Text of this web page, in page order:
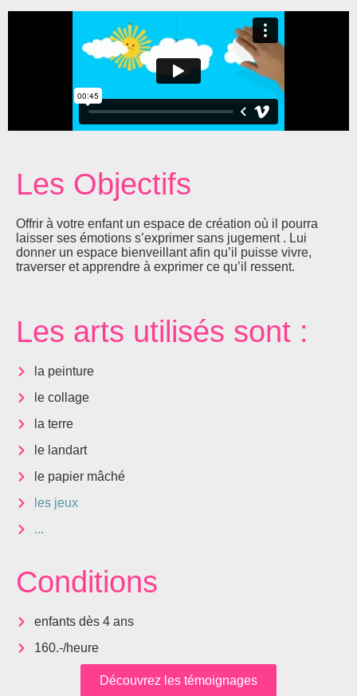
Les Objectifs
Offrir à votre enfant un espace de création où il pourra
laisser ses émotions s’exprimer sans jugement . Lui
donner un espace bienveillant afin qu’il puisse vivre,
traverser et apprendre à exprimer ce qu’il ressent.
Les arts utilisés sont :
la peinture
le collage
la terre
le landart
le papier mâché
les jeux
...
Conditions
enfants dès 4 ans
160.-/heure
Découvrez les témoignages